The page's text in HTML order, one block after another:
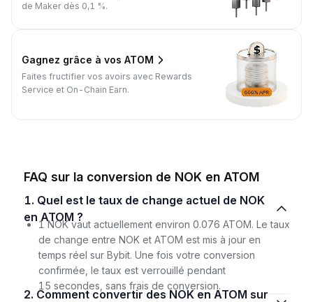
de Maker dès 0,1 %.
Gagnez grâce à vos ATOM
Faites fructifier vos avoirs avec Rewards
Service et On-Chain Earn.
FAQ sur la conversion de NOK en ATOM
1. Quel est le taux de change actuel de NOK
en ATOM ?
1 NOK vaut actuellement environ 0.076 ATOM. Le taux
de change entre NOK et ATOM est mis à jour en
temps réel sur Bybit. Une fois votre conversion
confirmée, le taux est verrouillé pendant
15 secondes, sans frais de conversion.
2. Comment convertir des NOK en ATOM sur